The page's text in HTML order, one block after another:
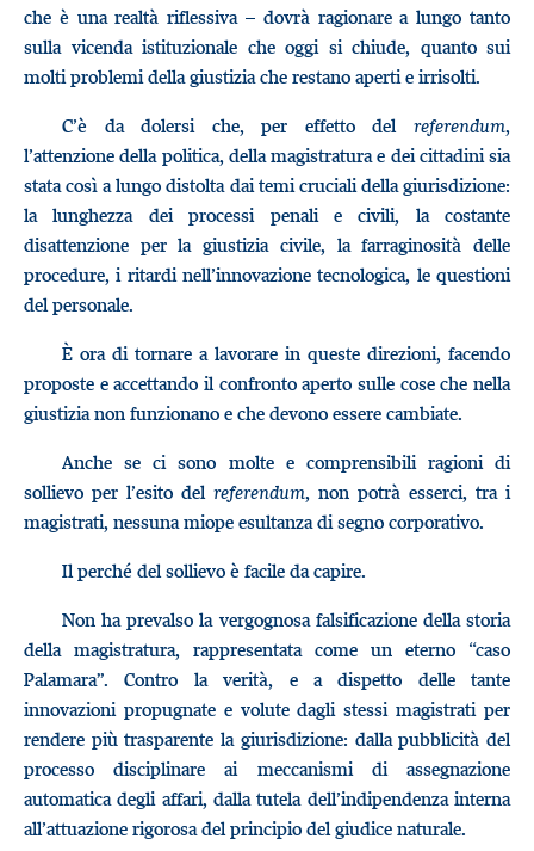
che è una realtà riflessiva – dovrà ragionare a lungo tanto
sulla vicenda istituzionale che oggi si chiude, quanto sui
molti problemi della giustizia che restano aperti e irrisolti.
C’è da dolersi che, per effetto del referendum,
l’attenzione della politica, della magistratura e dei cittadini sia
stata così a lungo distolta dai temi cruciali della giurisdizione:
la lunghezza dei processi penali e civili, la costante
disattenzione per la giustizia civile, la farraginosità delle
procedure, i ritardi nell’innovazione tecnologica, le questioni
del personale.
È ora di tornare a lavorare in queste direzioni, facendo
proposte e accettando il confronto aperto sulle cose che nella
giustizia non funzionano e che devono essere cambiate.
Anche se ci sono molte e comprensibili ragioni di
sollievo per l’esito del referendum, non potrà esserci, tra i
magistrati, nessuna miope esultanza di segno corporativo.
Il perché del sollievo è facile da capire.
Non ha prevalso la vergognosa falsificazione della storia
della magistratura, rappresentata come un eterno “caso
Palamara”. Contro la verità, e a dispetto delle tante
innovazioni propugnate e volute dagli stessi magistrati per
rendere più trasparente la giurisdizione: dalla pubblicità del
processo disciplinare ai meccanismi di assegnazione
automatica degli affari, dalla tutela dell’indipendenza interna
all’attuazione rigorosa del principio del giudice naturale.